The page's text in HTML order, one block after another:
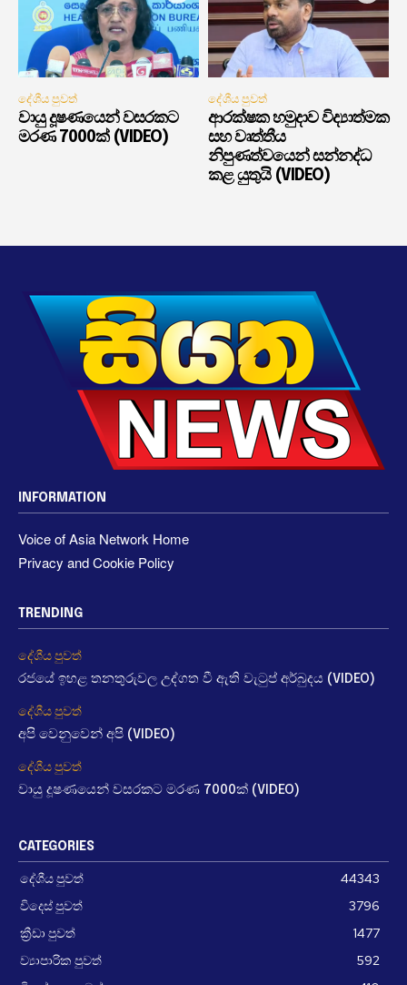
දේශීය පුවත්
වායු දූෂණයෙන් වසරකට
මරණ 7000ක් (VIDEO)
දේශීය පුවත්
ආරක්ෂක හමුදාව විද්‍යාත්මක
සහ වෘත්තීය
නිපුණත්වයෙන් සන්නද්ධ
කළ යුතුයි (VIDEO)
INFORMATION
Voice of Asia Network Home
Privacy and Cookie Policy
TRENDING
දේශීය පුවත්
රජයේ ඉහළ තනතුරුවල උද්ගත වී ඇති වැටුප් අර්බුදය (VIDEO)
දේශීය පුවත්
අපි වෙනුවෙන් අපි (VIDEO)
දේශීය පුවත්
වායු දූෂණයෙන් වසරකට මරණ 7000ක් (VIDEO)
CATEGORIES
දේශීය පුවත්
44343
විදෙස් පුවත්
3796
ක්‍රීඩා පුවත්
1477
ව්‍යාපාරික පුවත්
592